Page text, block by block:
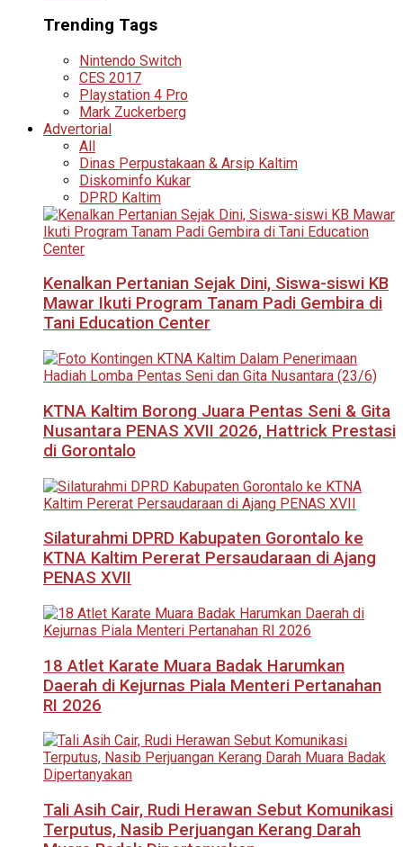
Trending Tags
Nintendo Switch
CES 2017
Playstation 4 Pro
Mark Zuckerberg
Advertorial
All
Dinas Perpustakaan & Arsip Kaltim
Diskominfo Kukar
DPRD Kaltim
Kenalkan Pertanian Sejak Dini, Siswa-siswi KB
Mawar Ikuti Program Tanam Padi Gembira di
Tani Education Center
KTNA Kaltim Borong Juara Pentas Seni & Gita
Nusantara PENAS XVII 2026, Hattrick Prestasi
di Gorontalo
Silaturahmi DPRD Kabupaten Gorontalo ke
KTNA Kaltim Pererat Persaudaraan di Ajang
PENAS XVII
18 Atlet Karate Muara Badak Harumkan
Daerah di Kejurnas Piala Menteri Pertanahan
RI 2026
Tali Asih Cair, Rudi Herawan Sebut Komunikasi
Terputus, Nasib Perjuangan Kerang Darah